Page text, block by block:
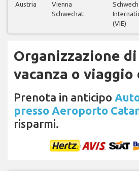
Austria
Vienna
Schwechat
(VIE)
Organizzazione di
vacanza o
Prenota in anticipo
presso Aeroporto
risparmi.